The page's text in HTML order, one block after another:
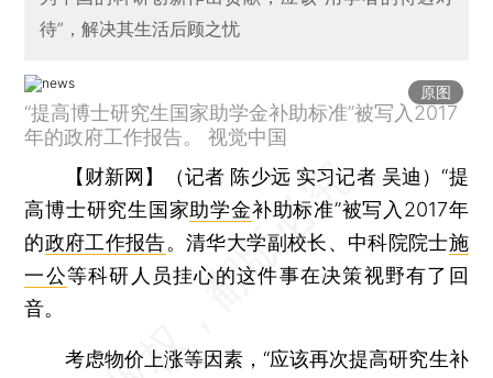
待”，解决其生活后顾之忧
原图
“提高博士研究生国家助学金补助标准”被写入2017
年的政府工作报告。 视觉中国
【财新网】（记者 陈少远 实习记者 吴迪）“提
高博士研究生国家助学金补助标准”被写入2017年
的政府工作报告。清华大学副校长、中科院院士施
一公等科研人员挂心的这件事在决策视野有了回
音。
考虑物价上涨等因素，“应该再次提高研究生补